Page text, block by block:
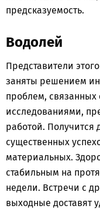
предсказуемость.
Водолей
Представители
заняты решением
проблем, связанных
исследованиями,
работой. Получится
существенных
материальных.
стабильным на
недели. Встречи с
выходные доставят